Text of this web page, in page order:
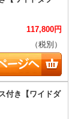
117,800円
（税別）